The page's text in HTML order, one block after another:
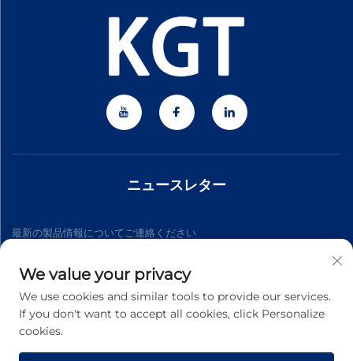
ニュースレター
最新の製品情報についてご連絡ください
We value your privacy
We use cookies and similar tools to provide our services.
If you don't want to accept all cookies, click Personalize
cookies.